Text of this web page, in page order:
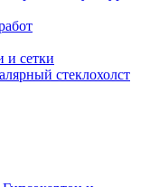
и сетки
стеклохолст